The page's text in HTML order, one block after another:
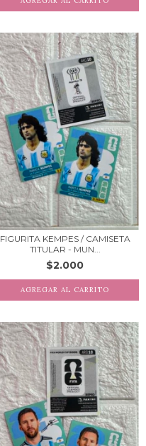
FIGURITA KEMPES / CAMISETA
TITULAR - MUN...
$2.000